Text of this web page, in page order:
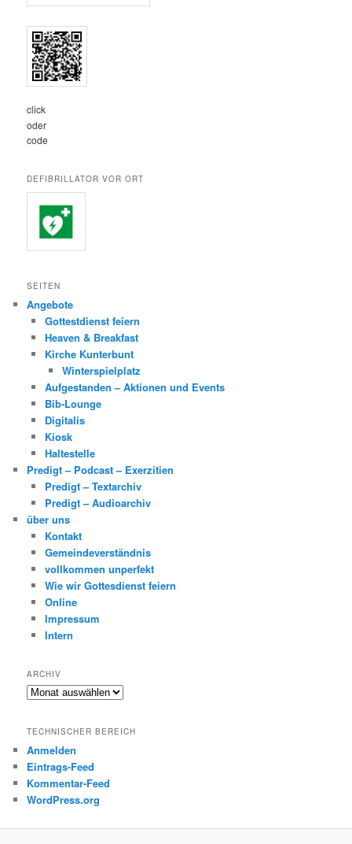
click
oder
code
DEFIBRILLATOR VOR ORT
SEITEN
Angebote
Gottestdienst feiern
Heaven & Breakfast
Kirche Kunterbunt
Winterspielplatz
Aufgestanden – Aktionen und Events
Bib-Lounge
Digitalis
Kiosk
Haltestelle
Predigt – Podcast – Exerzitien
Predigt – Textarchiv
Predigt – Audioarchiv
über uns
Kontakt
Gemeindeverständnis
vollkommen unperfekt
Wie wir Gottesdienst feiern
Online
Impressum
Intern
ARCHIV
Archiv
TECHNISCHER BEREICH
Anmelden
Eintrags-Feed
Kommentar-Feed
WordPress.org